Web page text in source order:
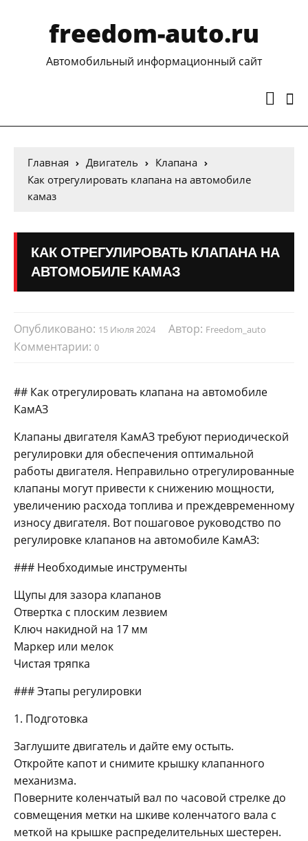
freedom-auto.ru
Автомобильный информационный сайт
Главная Двигатель
Клапана
Как отрегулировать клапана на автомобиле
камаз
КАК ОТРЕГУЛИРОВАТЬ КЛАПАНА НА
АВТОМОБИЛЕ КАМАЗ
Опубликовано: 15 Июля 2024 Автор: Freedom_auto
Комментарии: 0
## Как отрегулировать клапана на автомобиле
КамАЗ
Клапаны двигателя КамАЗ требуют периодической
регулировки для обеспечения оптимальной
работы двигателя. Неправильно отрегулированные
клапаны могут привести к снижению мощности,
увеличению расхода топлива и преждевременному
износу двигателя. Вот пошаговое руководство по
регулировке клапанов на автомобиле КамАЗ:
### Необходимые инструменты
Щупы для зазора клапанов
Отвертка с плоским лезвием
Ключ накидной на 17 мм
Маркер или мелок
Чистая тряпка
### Этапы регулировки
1. Подготовка
Заглушите двигатель и дайте ему остыть.
Откройте капот и снимите крышку клапанного
механизма.
Поверните коленчатый вал по часовой стрелке до
совмещения метки на шкиве коленчатого вала с
меткой на крышке распределительных шестерен.